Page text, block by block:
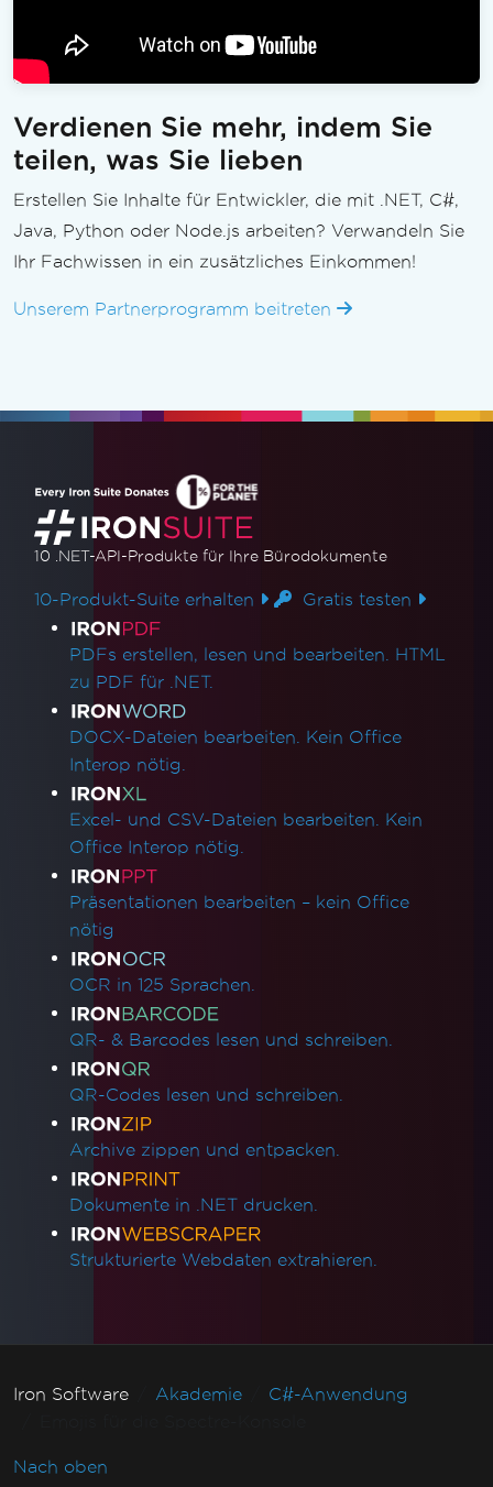
Verdienen Sie mehr, indem Sie
teilen, was Sie lieben
Erstellen Sie Inhalte für Entwickler, die mit .NET, C#,
Java, Python oder Node.js arbeiten? Verwandeln Sie
Ihr Fachwissen in ein zusätzliches Einkommen!
Unserem Partnerprogramm beitreten
10 .NET-API-Produkte für Ihre Bürodokumente
10-Produkt-Suite erhalten Gratis testen
Produktlinks
PDFs erstellen, lesen und bearbeiten. HTML
zu PDF für .NET.
DOCX-Dateien bearbeiten. Kein Office
Interop nötig.
Excel- und CSV-Dateien bearbeiten. Kein
Office Interop nötig.
Präsentationen bearbeiten – kein Office
nötig
OCR in 125 Sprachen.
QR- & Barcodes lesen und schreiben.
QR-Codes lesen und schreiben.
Archive zippen und entpacken.
Dokumente in .NET drucken.
Strukturierte Webdaten extrahieren.
Iron Software Akademie
C#-Anwendung
Nach oben